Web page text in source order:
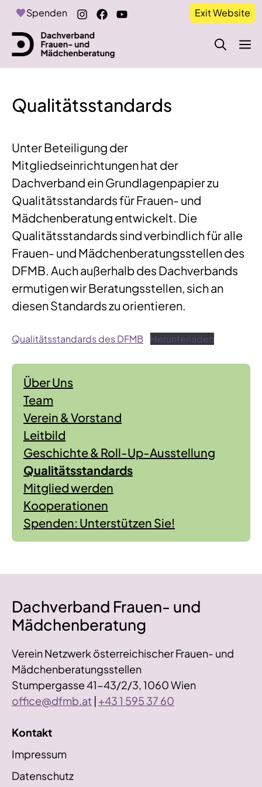
Exit Website
Zum
springen
Spenden
Qualitätsstandards
Über Uns
Team
Verein & Vorstand
Leitbild
Geschichte & Roll-Up-Ausstellung
Qualitätsstandards
Mitglied werden
Kooperationen
Spenden: Unterstützen Sie!
Unter Beteiligung der
Mitgliedseinrichtungen hat der
Dachverband ein Grundlagenpapier zu
Qualitätsstandards für Frauen- und
Mädchenberatung entwickelt. Die
Qualitätsstandards sind verbindlich für alle
Frauen- und Mädchenberatungsstellen des
DFMB. Auch außerhalb des Dachverbands
ermutigen wir Beratungsstellen, sich an
diesen Standards zu orientieren.
Qualitätsstandards des DFMB Herunterladen
Dachverband Frauen- und
Mädchenberatung
Verein Netzwerk österreichischer Frauen- und
Mädchenberatungsstellen
Stumpergasse 41-43/2/3, 1060 Wien
office@dfmb.at | +43 1 595 37 60
Kontakt
Impressum
Datenschutz